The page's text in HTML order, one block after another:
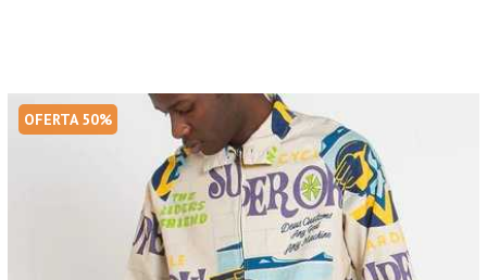
OFERTA 50%